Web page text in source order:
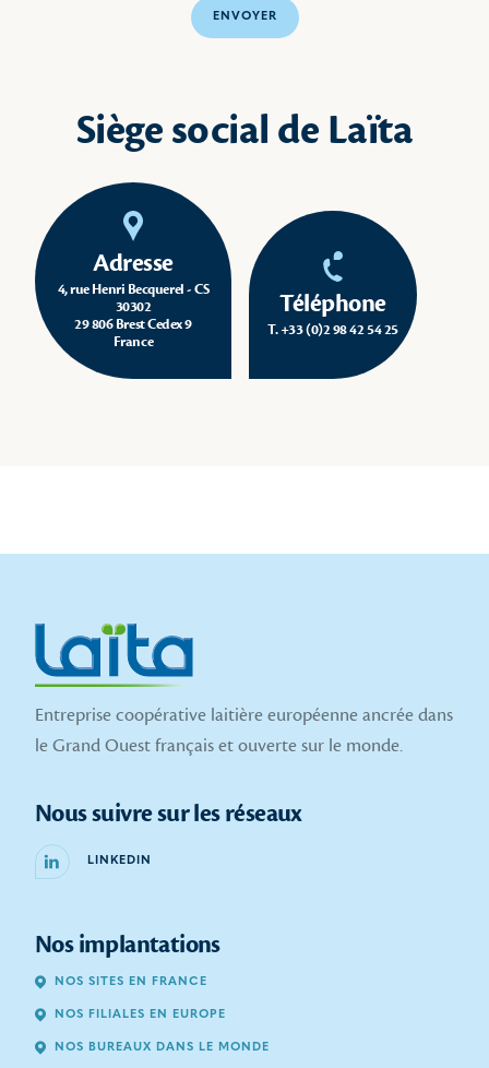
Siège social de Laïta
Adresse
4, rue Henri Becquerel - CS
30302
29 806 Brest Cedex 9
France
Téléphone
T. +33 (0)2 98 42 54 25
Entreprise coopérative laitière européenne ancrée dans
le Grand Ouest français et ouverte sur le monde.
Nous suivre sur les réseaux
LINKEDIN
Nos implantations
NOS SITES EN FRANCE
NOS FILIALES EN EUROPE
NOS BUREAUX DANS LE MONDE